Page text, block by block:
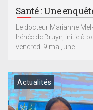
Santé : Une
Le docteur Marianne
Irénée de Bruyn, initie à
vendredi 9 mai, une...
Actualités